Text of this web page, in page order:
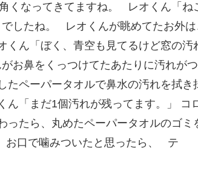
くなってきてますね。 レオくん「ね
したね。 レオくんが眺めてたお外は
ん「ぼく、青空も見てるけど窓の汚
お鼻をくっつけてたあたりに汚れが
ペーパータオルで鼻水の汚れを拭き
「まだ1個汚れが残ってます。」 コ
ったら、丸めたペーパータオルのゴ
口で噛みついたと思ったら、 テ